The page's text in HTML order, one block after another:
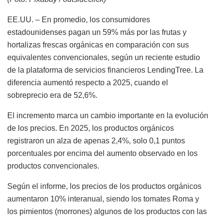
EE.UU. – En promedio, los consumidores
estadounidenses pagan un 59% más por las frutas y
hortalizas frescas orgánicas en comparación con sus
equivalentes convencionales, según un reciente estudio
de la plataforma de servicios financieros LendingTree. La
diferencia aumentó respecto a 2025, cuando el
sobreprecio era de 52,6%.
El incremento marca un cambio importante en la evolución
de los precios. En 2025, los productos orgánicos
registraron un alza de apenas 2,4%, solo 0,1 puntos
porcentuales por encima del aumento observado en los
productos convencionales.
Según el informe, los precios de los productos orgánicos
aumentaron 10% interanual, siendo los tomates Roma y
los pimientos (morrones) algunos de los productos con las